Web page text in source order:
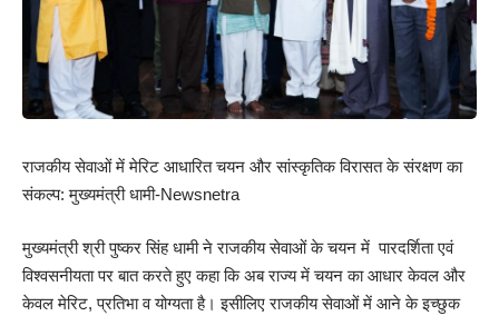
राजकीय सेवाओं में मेरिट आधारित चयन और सांस्कृतिक विरासत के संरक्षण का
संकल्प: मुख्यमंत्री धामी-Newsnetra
मुख्यमंत्री श्री पुष्कर सिंह धामी ने राजकीय सेवाओं के चयन में पारदर्शिता एवं
विश्वसनीयता पर बात करते हुए कहा कि अब राज्य में चयन का आधार केवल और
केवल मेरिट, प्रतिभा व योग्यता है। इसीलिए राजकीय सेवाओं में आने के इच्छुक